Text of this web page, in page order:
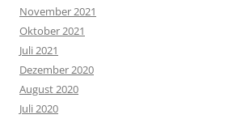
November 2021
Oktober 2021
Juli 2021
Dezember 2020
August 2020
Juli 2020